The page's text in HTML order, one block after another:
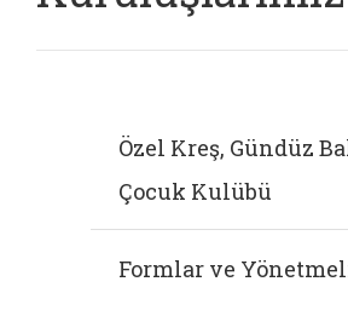
Özel Kreş, Gündüz
Çocuk Kulübü
Formlar ve